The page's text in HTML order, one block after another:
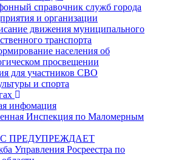
справочник служб города
и организации
движения муниципального
транспорта
населения об
просвещении
для участников СВО
и спорта
инфомация
Инспекция по Маломерным
ПРЕДУПРЕЖДАЕТ
Управления Росреестра по